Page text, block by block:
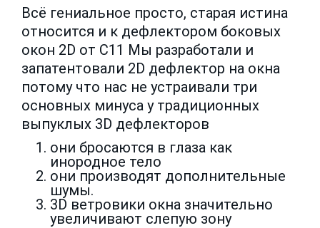
Всё гениальное просто, старая истина
относится и к дефлектором боковых
окон 2D от С11 Мы разработали и
запатентовали 2D дефлектор на окна
потому что нас не устраивали три
основных минуса у традиционных
выпуклых 3D дефлекторов
они бросаются в глаза как
инородное тело
они производят дополнительные
шумы.
3D ветровики окна значительно
увеличивают слепую зону